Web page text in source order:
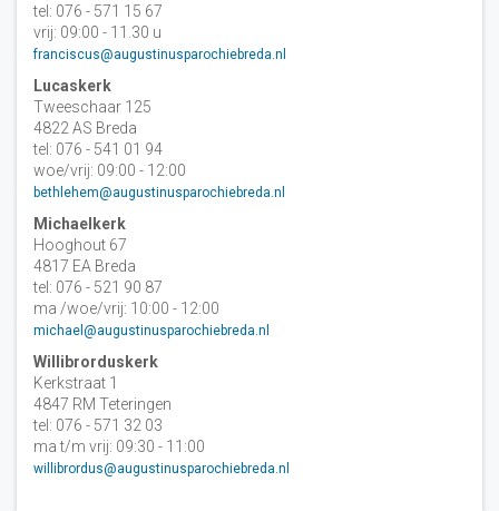
tel: 076 - 571 15 67
vrij: 09:00 - 11.30 u
franciscus@augustinusparochiebreda.nl
Lucaskerk
Tweeschaar 125
4822 AS Breda
tel: 076 - 541 01 94
woe/vrij: 09:00 - 12:00
bethlehem@augustinusparochiebreda.nl
Michaelkerk
Hooghout 67
4817 EA Breda
tel: 076 - 521 90 87
ma /woe/vrij: 10:00 - 12:00
michael@augustinusparochiebreda.nl
Willibrorduskerk
Kerkstraat 1
4847 RM Teteringen
tel: 076 - 571 32 03
ma t/m vrij: 09:30 - 11:00
willibrordus@augustinusparochiebreda.nl